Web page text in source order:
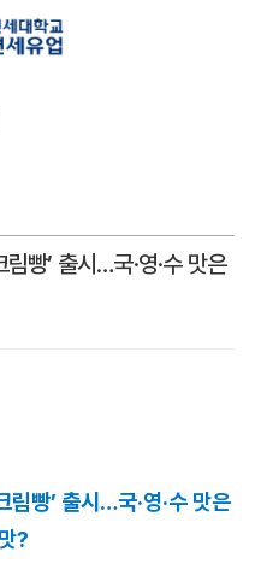
빵’ 출시…국·영·수 맛은
빵’ 출시…국·영·수 맛은
?